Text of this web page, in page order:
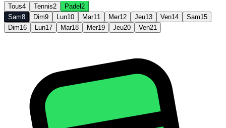
Tous4 Tennis2 Padel 2
Sam8 Dim9 Lun10 Mar11 Mer12 Jeu13 Ven14 Sam15
Dim16 Lun17 Mar18 Mer19 Jeu20 Ven21